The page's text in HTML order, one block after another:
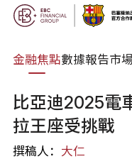
金融焦點數據報告市
比亞迪2025電
拉王座受挑戰
撰稿人： 大仁